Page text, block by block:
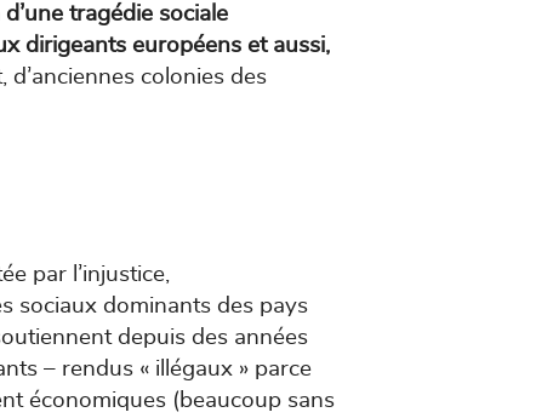
d’une tragédie sociale
dirigeants européens et aussi,
d’anciennes colonies des
par l’injustice,
sociaux dominants des pays
depuis des années
– rendus « illégaux » parce
économiques (beaucoup sans